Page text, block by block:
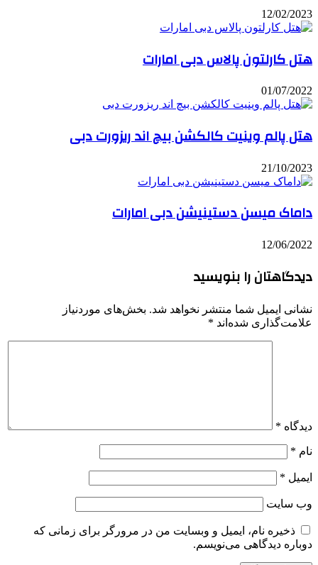
12/02/
کارلتون پالاس دبی امارات
01/07/
پالم وینیت کالکشن بیچ اند ریزورت دبی
21/10/
میسن دستینیشن دبی امارات
12/06/
را بنویسید
ایمیل شما منتشر نخواهد شد. بخش‌های موردنیاز
شده‌اند *
*
*
*
سایت
ذخیره نام، ایمیل و وبسایت من در مرورگر برای زمانی که
دیدگاهی می‌نویسم.